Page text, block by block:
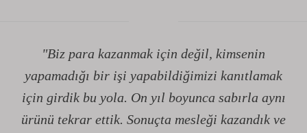
"Biz para kazanmak için değil, kimsenin
yapamadığı bir işi yapabildiğimizi kanıtlamak
için girdik bu yola. On yıl boyunca sabırla aynı
ürünü tekrar ettik. Sonuçta mesleği kazandık ve